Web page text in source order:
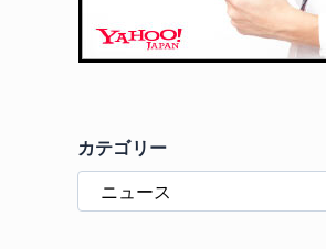
カテゴリー